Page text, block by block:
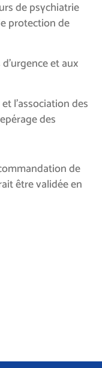
de psychiatrie
protection de
et aux
l’association des
des
de
être validée en